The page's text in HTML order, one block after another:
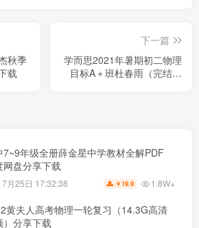
秋季
载
下一篇
学而思2021年暑期初二物理
目标A＋班杜春雨（完结）
7~9年级全册薛金星中学教材全解PDF
网盘分享下载
7月25日 17:32:38 ￥ 19.9 1.8W+
黄夫人高考物理一轮复习（14.3G高清
）分享下载